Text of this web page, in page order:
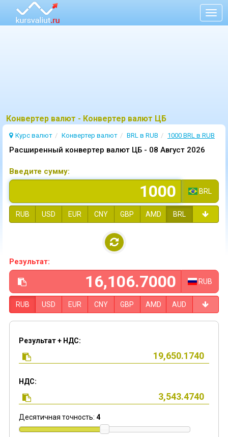
Конвертер валют - Конвертер валют ЦБ
Курс валют Конвертер валют BRL в RUB 1000 BRL в RUB
Расширенный конвертер валют ЦБ - 08 Август 2026
Введите сумму:
BRL
RUB USD EUR CNY GBP AMD BRL
Результат:
RUB
RUB USD EUR CNY GBP AMD AUD
Результат + НДС:
НДС:
Десятичная точность: 4